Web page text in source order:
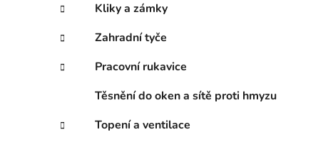
Kliky a zámky
Zahradní tyče
Pracovní rukavice
Těsnění do oken a sítě proti hmyzu
Topení a ventilace